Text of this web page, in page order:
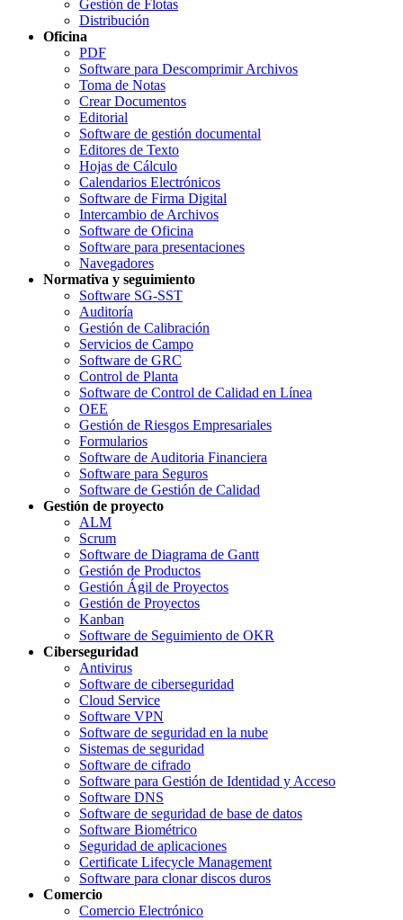
Gestión de Flotas
Distribución
Oficina
PDF
Software para Descomprimir Archivos
Toma de Notas
Crear Documentos
Editorial
Software de gestión documental
Editores de Texto
Hojas de Cálculo
Calendarios Electrónicos
Software de Firma Digital
Intercambio de Archivos
Software de Oficina
Software para presentaciones
Navegadores
Normativa y seguimiento
Software SG-SST
Auditoría
Gestión de Calibración
Servicios de Campo
Software de GRC
Control de Planta
Software de Control de Calidad en Línea
OEE
Gestión de Riesgos Empresariales
Formularios
Software de Auditoria Financiera
Software para Seguros
Software de Gestión de Calidad
Gestión de proyecto
ALM
Scrum
Software de Diagrama de Gantt
Gestión de Productos
Gestión Ágil de Proyectos
Gestión de Proyectos
Kanban
Software de Seguimiento de OKR
Ciberseguridad
Antivirus
Software de ciberseguridad
Cloud Service
Software VPN
Software de seguridad en la nube
Sistemas de seguridad
Software de cifrado
Software para Gestión de Identidad y Acceso
Software DNS
Software de seguridad de base de datos
Software Biométrico
Seguridad de aplicaciones
Certificate Lifecycle Management
Software para clonar discos duros
Comercio
Comercio Electrónico